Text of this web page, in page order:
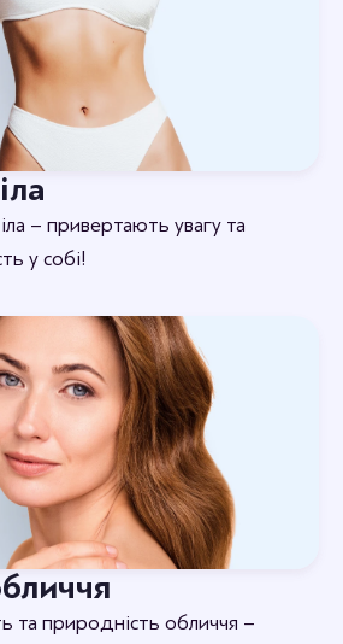
– привертають увагу та
у собі!
та природність обличчя –